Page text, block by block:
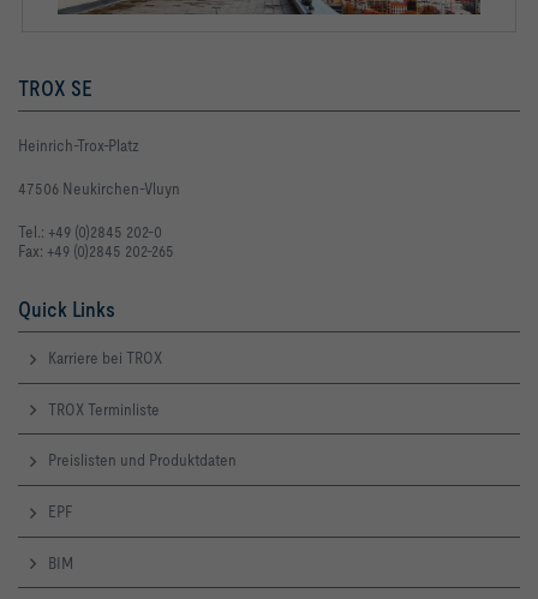
TROX SE
Heinrich-Trox-Platz
47506 Neukirchen-Vluyn
Tel.: +49 (0)2845 202-0
Fax: +49 (0)2845 202-265
Quick Links
Karriere bei TROX
TROX Terminliste
Preislisten und Produktdaten
EPF
BIM